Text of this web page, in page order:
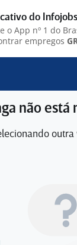
não
do
o App nº 1 do
empregos